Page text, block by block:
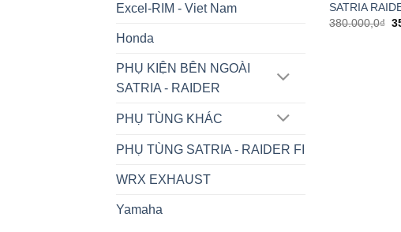
Excel-RIM - Viet Nam
Honda
PHỤ KIỆN BÊN NGOÀI
SATRIA - RAIDER
PHỤ TÙNG KHÁC
PHỤ TÙNG SATRIA - RAIDER FI
WRX EXHAUST
Yamaha
SATRIA
380.000,0₫